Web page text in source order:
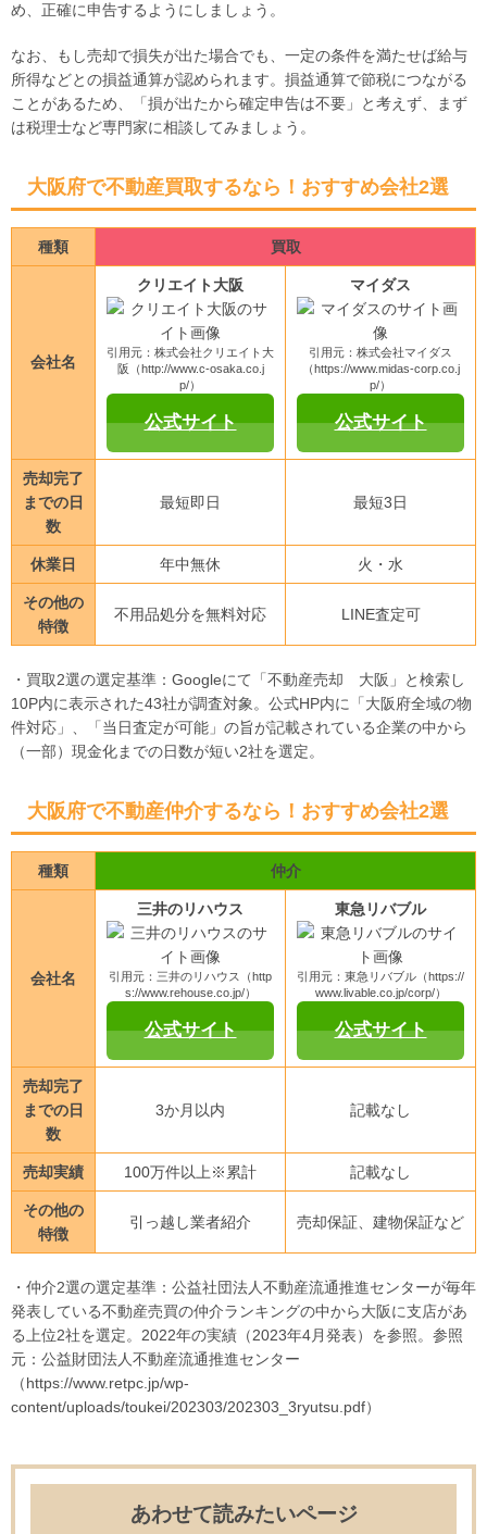
め、正確に申告するようにしましょう。
なお、もし売却で損失が出た場合でも、一定の条件を満たせば給与
所得などとの損益通算が認められます。損益通算で節税につながる
ことがあるため、「損が出たから確定申告は不要」と考えず、まず
は税理士など専門家に相談してみましょう。
大阪府で不動産買取するなら！おすすめ会社2選
種類 買取
会社名
クリエイト大阪
引用元：株式会社クリエイト大
阪（http://www.c-osaka.co.j
p/）
公式サイト
マイダス
引用元：株式会社マイダス
（https://www.midas-corp.co.j
p/）
公式サイト
売却完了
までの日
数
最短即日 最短3日
休業日 年中無休 火・水
その他の
特徴
不用品処分を無料対応 LINE査定可
・買取2選の選定基準：Googleにて「不動産売却 大阪」と検索し
10P内に表示された43社が調査対象。公式HP内に「大阪府全域の物
件対応」、「当日査定が可能」の旨が記載されている企業の中から
（一部）現金化までの日数が短い2社を選定。
大阪府で不動産仲介するなら！おすすめ会社2選
種類 仲介
会社名
三井のリハウス
引用元：三井のリハウス（http
s://www.rehouse.co.jp/）
公式サイト
東急リバブル
引用元：東急リバブル（https://
www.livable.co.jp/corp/）
公式サイト
売却完了
までの日
数
3か月以内 記載なし
売却実績 100万件以上※累計 記載なし
その他の
特徴
引っ越し業者紹介 売却保証、建物保証など
・仲介2選の選定基準：公益社団法人不動産流通推進センターが毎年
発表している不動産売買の仲介ランキングの中から大阪に支店があ
る上位2社を選定。2022年の実績（2023年4月発表）を参照。参照
元：公益財団法人不動産流通推進センター
（https://www.retpc.jp/wp-
content/uploads/toukei/202303/202303_3ryutsu.pdf）
あわせて読みたいページ